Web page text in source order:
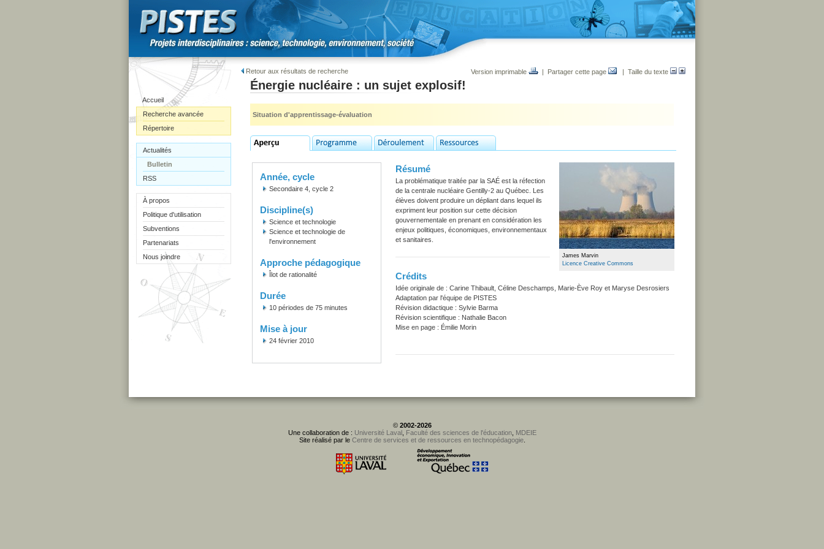
Accueil
Recherche avancée
Répertoire
Actualités
Bulletin
RSS
À propos
Politique d'utilisation
Subventions
Partenariats
Nous joindre
Retour aux résultats de recherche Version imprimable | Partager cette page | Taille du texte
Énergie nucléaire : un sujet explosif!
Situation d'apprentissage-évaluation
Année, cycle
Secondaire 4, cycle 2
Discipline(s)
Science et technologie
Science et technologie de
l'environnement
Approche pédagogique
Îlot de rationalité
Durée
10 périodes de 75 minutes
Mise à jour
24 février 2010
James Marvin
Licence Creative Commons
Résumé
La problématique traitée par la SAÉ est la réfection
de la centrale nucléaire Gentilly-2 au Québec. Les
élèves doivent produire un dépliant dans lequel ils
expriment leur position sur cette décision
gouvernementale en prenant en considération les
enjeux politiques, économiques, environnementaux
et sanitaires.
Crédits
Idée originale de : Carine Thibault, Céline Deschamps, Marie-Ève Roy et Maryse Desrosiers
Adaptation par l'équipe de PISTES
Révision didactique : Sylvie Barma
Révision scientifique : Nathalie Bacon
Mise en page : Émilie Morin
© 2002-2026
Une collaboration de : Université Laval, Faculté des sciences de l'éducation, MDEIE
Site réalisé par le Centre de services et de ressources en technopédagogie.